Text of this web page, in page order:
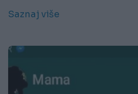
Saznaj više